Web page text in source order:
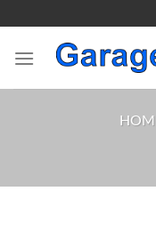
naar
inhoud